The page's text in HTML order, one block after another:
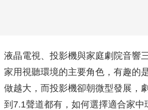
液晶電視、投影機與家庭劇院音響
家用視聽環境的主要角色，有趣的
做越大，而投影機卻朝微型發展，
到7.1聲道都有，如何選擇適合家中